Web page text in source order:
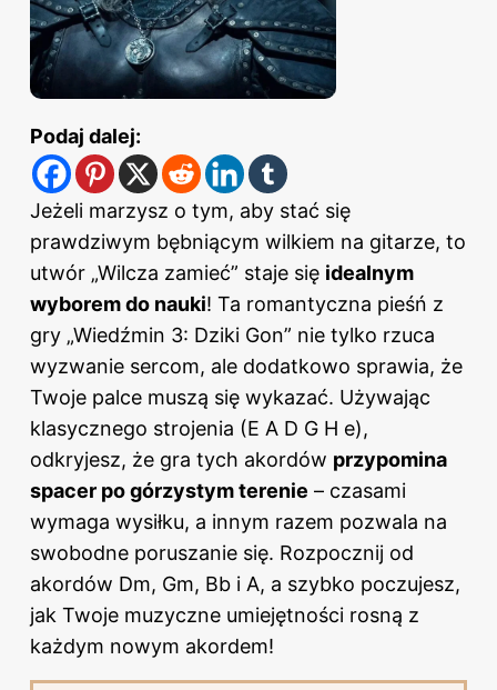
Podaj dalej:
Jeżeli marzysz o tym, aby stać się
prawdziwym bębniącym wilkiem na gitarze, to
utwór „Wilcza zamieć” staje się idealnym
wyborem do nauki! Ta romantyczna pieśń z
gry „Wiedźmin 3: Dziki Gon” nie tylko rzuca
wyzwanie sercom, ale dodatkowo sprawia, że
Twoje palce muszą się wykazać. Używając
klasycznego strojenia (E A D G H e),
odkryjesz, że gra tych akordów przypomina
spacer po górzystym terenie – czasami
wymaga wysiłku, a innym razem pozwala na
swobodne poruszanie się. Rozpocznij od
akordów Dm, Gm, Bb i A, a szybko poczujesz,
jak Twoje muzyczne umiejętności rosną z
każdym nowym akordem!